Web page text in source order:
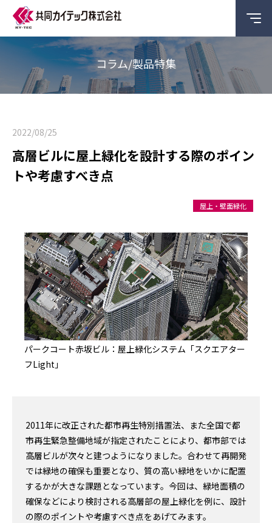
コラム/製品特集
2022/08/25
高層ビルに屋上緑化を設計する際のポイン
トや考慮すべき点
屋上・壁面緑化
パークコート赤坂ビル：屋上緑化システム「スクエアター
フLight」
2011年に改正された都市再生特別措置法、また全国で都
市再生緊急整備地域が指定されたことにより、都市部では
高層ビルが次々と建つようになりました。合わせて再開発
では緑地の確保も重要となり、質の高い緑地をいかに配置
するかが大きな課題となっています。今回は、緑地面積の
確保などにより検討される高層部の屋上緑化を例に、設計
の際のポイントや考慮すべき点をあげてみます。